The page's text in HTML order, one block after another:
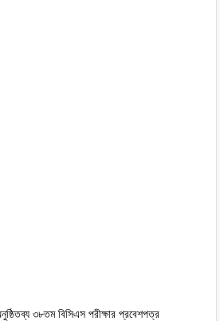
৩৮তম বিসিএস পরীক্ষার প্রবেশপত্র